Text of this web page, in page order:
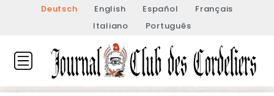
Deutsch English Español
Français
Italiano
Português